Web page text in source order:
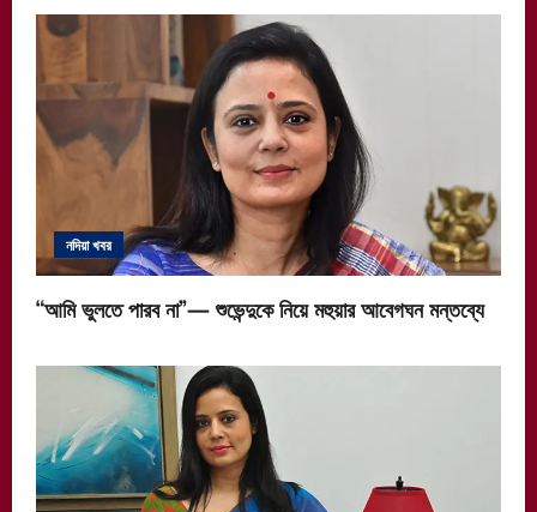
নদিয়া খবর
“আমি ভুলতে পারব না”— শুভেন্দুকে নিয়ে মহুয়ার আবেগঘন মন্তব্যে